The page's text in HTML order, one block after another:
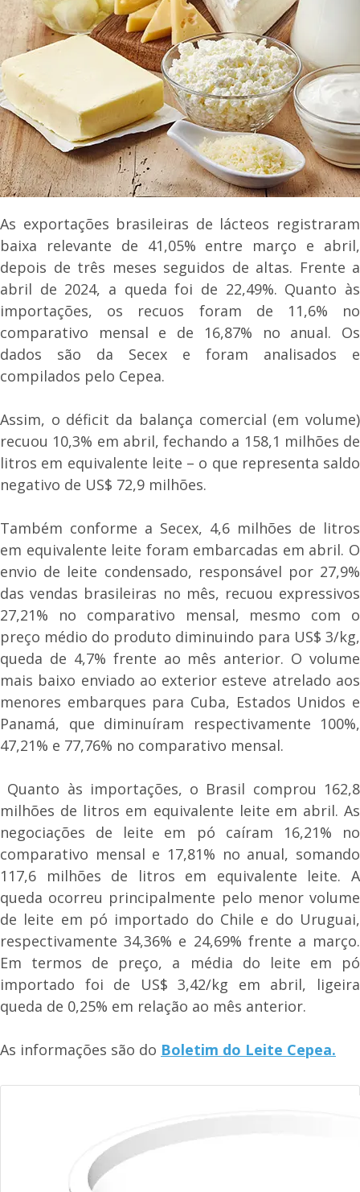
As exportações brasileiras de lácteos registraram
baixa relevante de 41,05% entre março e abril,
depois de três meses seguidos de altas. Frente a
abril de 2024, a queda foi de 22,49%. Quanto às
importações, os recuos foram de 11,6% no
comparativo mensal e de 16,87% no anual. Os
dados são da Secex e foram analisados e
compilados pelo Cepea.
Assim, o déficit da balança comercial (em volume)
recuou 10,3% em abril, fechando a 158,1 milhões de
litros em equivalente leite – o que representa saldo
negativo de US$ 72,9 milhões.
Também conforme a Secex, 4,6 milhões de litros
em equivalente leite foram embarcadas em abril. O
envio de leite condensado, responsável por 27,9%
das vendas brasileiras no mês, recuou expressivos
27,21% no comparativo mensal, mesmo com o
preço médio do produto diminuindo para US$ 3/kg,
queda de 4,7% frente ao mês anterior. O volume
mais baixo enviado ao exterior esteve atrelado aos
menores embarques para Cuba, Estados Unidos e
Panamá, que diminuíram respectivamente 100%,
47,21% e 77,76% no comparativo mensal.
Quanto às importações, o Brasil comprou 162,8
milhões de litros em equivalente leite em abril. As
negociações de leite em pó caíram 16,21% no
comparativo mensal e 17,81% no anual, somando
117,6 milhões de litros em equivalente leite. A
queda ocorreu principalmente pelo menor volume
de leite em pó importado do Chile e do Uruguai,
respectivamente 34,36% e 24,69% frente a março.
Em termos de preço, a média do leite em pó
importado foi de US$ 3,42/kg em abril, ligeira
queda de 0,25% em relação ao mês anterior.
As informações são do Boletim do Leite Cepea.